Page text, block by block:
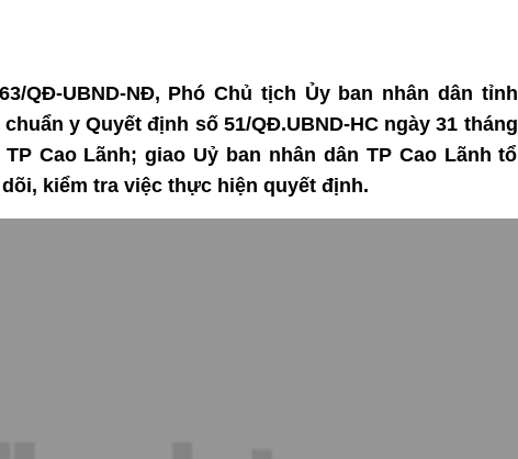
QĐ-UBND-NĐ, Phó Chủ tịch Ủy ban nhân dân tỉnh
y Quyết định số 51/QĐ.UBND-HC ngày 31 tháng
Cao Lãnh; giao Uỷ ban nhân dân TP Cao Lãnh tổ
kiểm tra việc thực hiện quyết định.